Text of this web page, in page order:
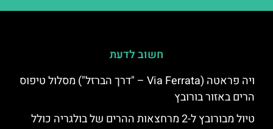
חשוב לדעת
ויה פראטה (Via Ferrata – "דרך הברזל") מסלול טיפוס
הרים באזור בורובץ
טיול מבורובץ ל-2 מרחצאות ההרים של בולגריה כולל